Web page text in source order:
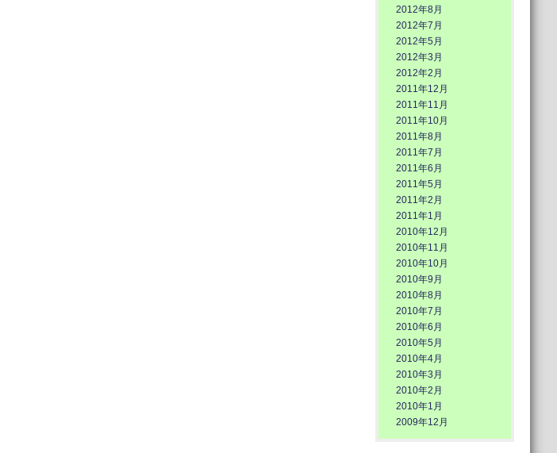
2012年8月
2012年7月
2012年5月
2012年3月
2012年2月
2011年12月
2011年11月
2011年10月
2011年8月
2011年7月
2011年6月
2011年5月
2011年2月
2011年1月
2010年12月
2010年11月
2010年10月
2010年9月
2010年8月
2010年7月
2010年6月
2010年5月
2010年4月
2010年3月
2010年2月
2010年1月
2009年12月